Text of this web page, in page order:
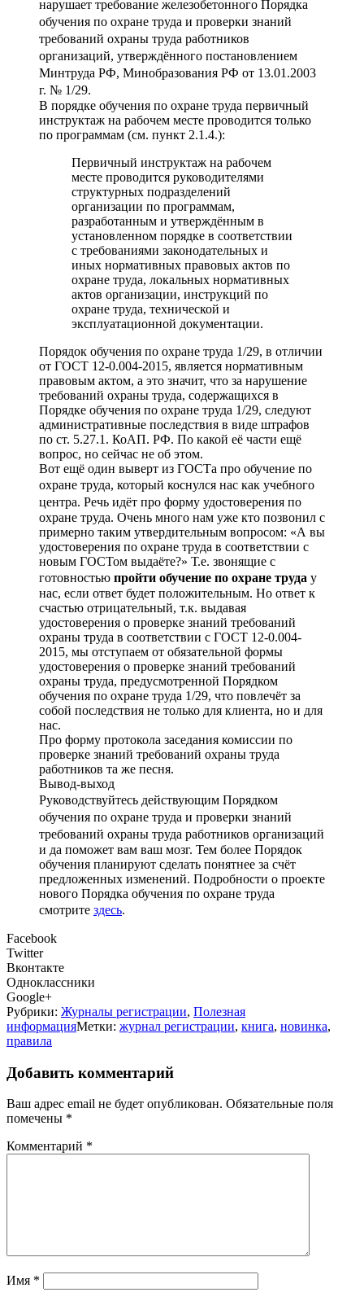
нарушает требование железобетонного Порядка
обучения по охране труда и проверки знаний
требований охраны труда работников
организаций, утверждённого постановлением
Минтруда РФ, Минобразования РФ от 13.01.2003
г. № 1/29.
В порядке обучения по охране труда первичный
инструктаж на рабочем месте проводится только
по программам (см. пункт 2.1.4.):
Первичный инструктаж на рабочем
месте проводится руководителями
структурных подразделений
организации по программам,
разработанным и утверждённым в
установленном порядке в соответствии
с требованиями законодательных и
иных нормативных правовых актов по
охране труда, локальных нормативных
актов организации, инструкций по
охране труда, технической и
эксплуатационной документации.
Порядок обучения по охране труда 1/29, в отличии
от ГОСТ 12-0.004-2015, является нормативным
правовым актом, а это значит, что за нарушение
требований охраны труда, содержащихся в
Порядке обучения по охране труда 1/29, следуют
административные последствия в виде штрафов
по ст. 5.27.1. КоАП. РФ. По какой её части ещё
вопрос, но сейчас не об этом.
Вот ещё один выверт из ГОСТа про обучение по
охране труда, который коснулся нас как учебного
центра. Речь идёт про форму удостоверения по
охране труда. Очень много нам уже кто позвонил с
примерно таким утвердительным вопросом: «А вы
удостоверения по охране труда в соответствии с
новым ГОСТом выдаёте?» Т.е. звонящие с
готовностью пройти обучение по охране труда у
нас, если ответ будет положительным. Но ответ к
счастью отрицательный, т.к. выдавая
удостоверения о проверке знаний требований
охраны труда в соответствии с ГОСТ 12-0.004-
2015, мы отступаем от обязательной формы
удостоверения о проверке знаний требований
охраны труда, предусмотренной Порядком
обучения по охране труда 1/29, что повлечёт за
собой последствия не только для клиента, но и для
нас.
Про форму протокола заседания комиссии по
проверке знаний требований охраны труда
работников та же песня.
Вывод-выход
Руководствуйтесь действующим Порядком
обучения по охране труда и проверки знаний
требований охраны труда работников организаций
и да поможет вам ваш мозг. Тем более Порядок
обучения планируют сделать понятнее за счёт
предложенных изменений. Подробности о проекте
нового Порядка обучения по охране труда
смотрите здесь.
Facebook
Twitter
Вконтакте
Одноклассники
Google+
Рубрики: Журналы регистрации, Полезная
информацияМетки: журнал регистрации, книга, новинка,
правила
Добавить комментарий
Ваш адрес email не будет опубликован. Обязательные поля
помечены *
Комментарий *
Имя *